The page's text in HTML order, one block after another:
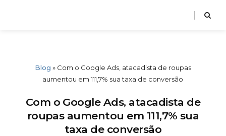
Blog » Com o Google Ads, atacadista de roupas
aumentou em 111,7% sua taxa de conversão
Com o Google Ads, atacadista de
roupas aumentou em 111,7% sua
taxa de conversão